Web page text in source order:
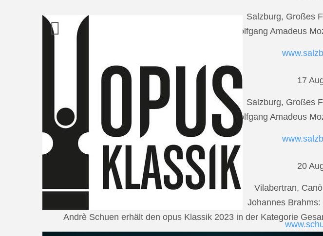
Salzburg, Großes
Wolfgang Amadeus
17
Salzburg, Großes
Wolfgang Amadeus
20
Vilabertran,
Johannes
Andrè Schuen erhält den opus Klassik 2023 in der Kategorie